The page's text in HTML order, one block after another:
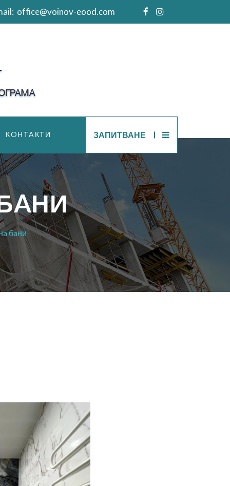
office@voinov-eood.com
КOНТAКТИ ЗАПИТВАНЕ
бaни